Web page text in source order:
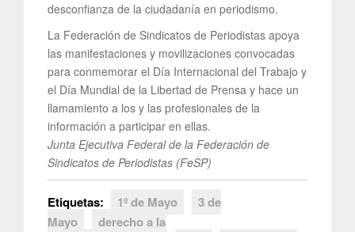
desconfianza de la ciudadanía en periodismo.
La Federación de Sindicatos de Periodistas apoya
las manifestaciones y movilizaciones convocadas
para conmemorar el Día Internacional del Trabajo y
el Día Mundial de la Libertad de Prensa y hace un
llamamiento a los y las profesionales de la
información a participar en ellas.
Junta Ejecutiva Federal de la Federación de
Sindicatos de Periodistas (FeSP)
Etiquetas: 1º de Mayo
3 de
Mayo
derecho a la